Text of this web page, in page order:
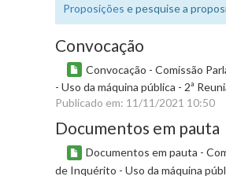
Proposições e pesquise a
Convocação
Convocação - Comissão
- Uso da máquina pública - 2ª
Publicado em: 11/11/2021 10:50
Documentos em pauta
Documentos em pauta -
de Inquérito - Uso da máquina